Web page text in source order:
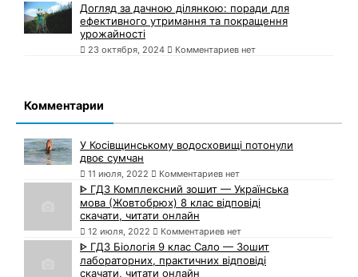
Догляд за дачною ділянкою: поради для
ефективного утримання та покращення
урожайності
23 октября, 2024 Комментариев нет
Комментарии
У Косівщинському водосховищі потонули
двоє сумчан
11 июля, 2022 Комментариев нет
ᐈ ГДЗ Комплексний зошит — Українська
мова (Жовтобрюх) 8 клас відповіді
скачати, читати онлайн
12 июля, 2022 Комментариев нет
ᐈ ГДЗ Біологія 9 клас Сало — Зошит
лабораторних, практичних відповіді
скачати, читати онлайн